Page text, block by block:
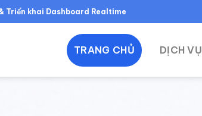
Triển khai Dashboard Realtime
TRANG CHỦ DỊCH VỤ